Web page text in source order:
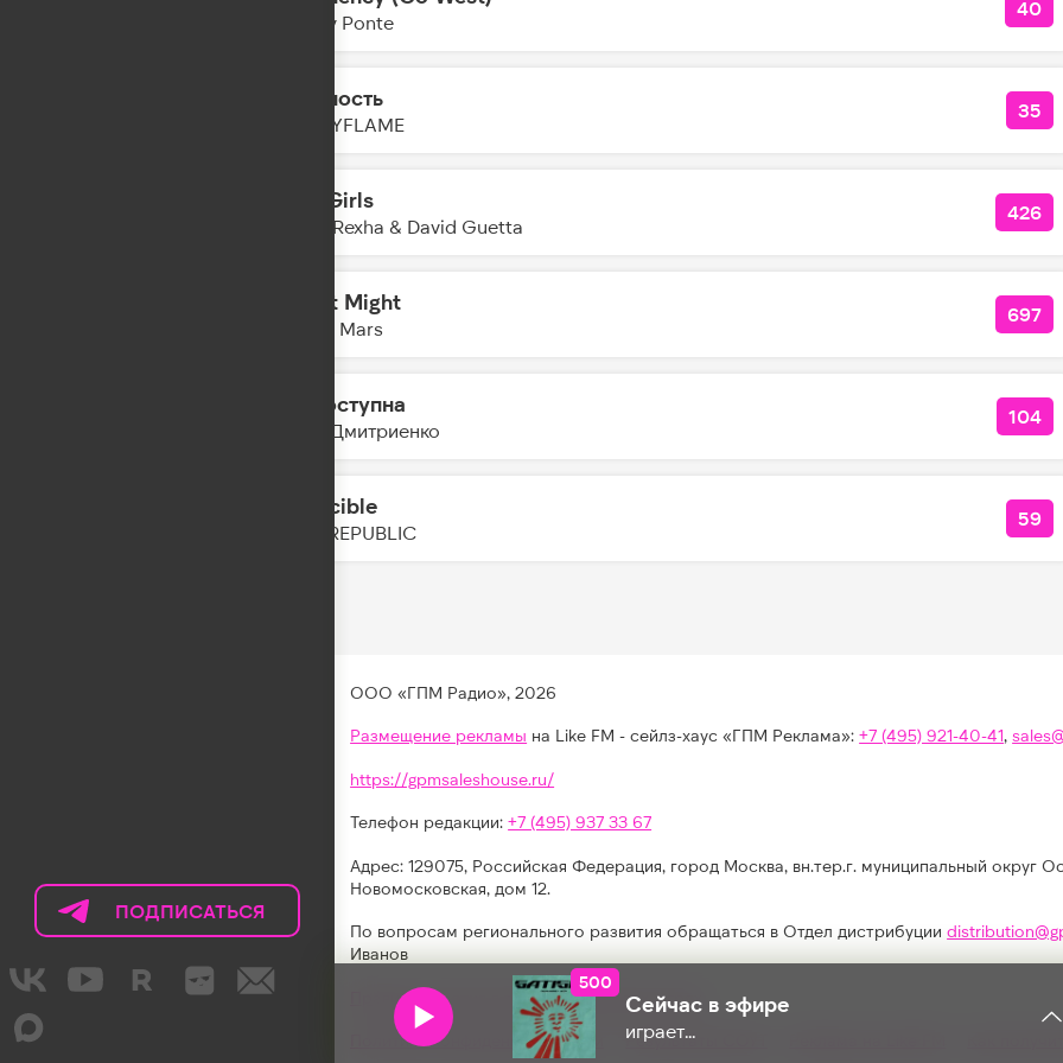
ПОДПИСАТЬСЯ
НА
LIKE
КОЛИЧЕСТВО ЛАЙКОВ ЗА " - ":
500
Сейчас в эфире
играет...
Gabry Ponte
40
Нежность
HOLLYFLAME
35
Sad Girls
Bebe Rexha & David Guetta
426
I Just Might
Bruno Mars
697
Недоступна
Ваня Дмитриенко
104
Invincible
ONE REPUBLIC
59
ООО «ГПМ Радио», 2026
Размещение рекламы на Like FM - сейлз-хаус «ГПМ Реклама»:+7 (495) 921-40-41,
https://gpmsaleshouse.ru/
Телефон редакции:+7 (495) 937 33 67
Адрес: 129075, Российская Федерация, город Москва, вн.тер.г. муниципальный округ
Новомосковская, дом 12.
По вопросам регионального развития обращаться в Отдел дистрибуции
Иванов
Правила участия в акциях, конкурсах, играх
Политика конфиденциальности Результаты СОУТ